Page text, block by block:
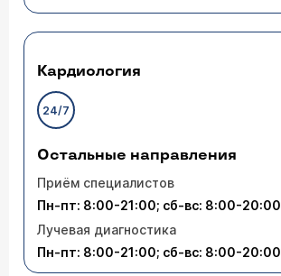
Кардиология
24/7
Остальные направления
Приём специалистов
Пн-пт: 8:00-21:00; сб-вс: 8:00-20:00
Лучевая диагностика
Пн-пт: 8:00-21:00; сб-вс: 8:00-20:00